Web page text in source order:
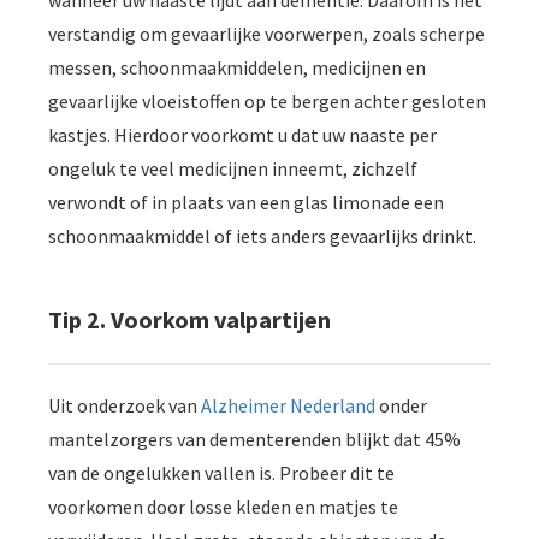
verstandig om gevaarlijke voorwerpen, zoals scherpe
messen, schoonmaakmiddelen, medicijnen en
gevaarlijke vloeistoffen op te bergen achter gesloten
kastjes. Hierdoor voorkomt u dat uw naaste per
ongeluk te veel medicijnen inneemt, zichzelf
verwondt of in plaats van een glas limonade een
schoonmaakmiddel of iets anders gevaarlijks drinkt.
Tip 2. Voorkom valpartijen
Uit onderzoek van Alzheimer Nederland onder
mantelzorgers van dementerenden blijkt dat 45%
van de ongelukken vallen is. Probeer dit te
voorkomen door losse kleden en matjes te